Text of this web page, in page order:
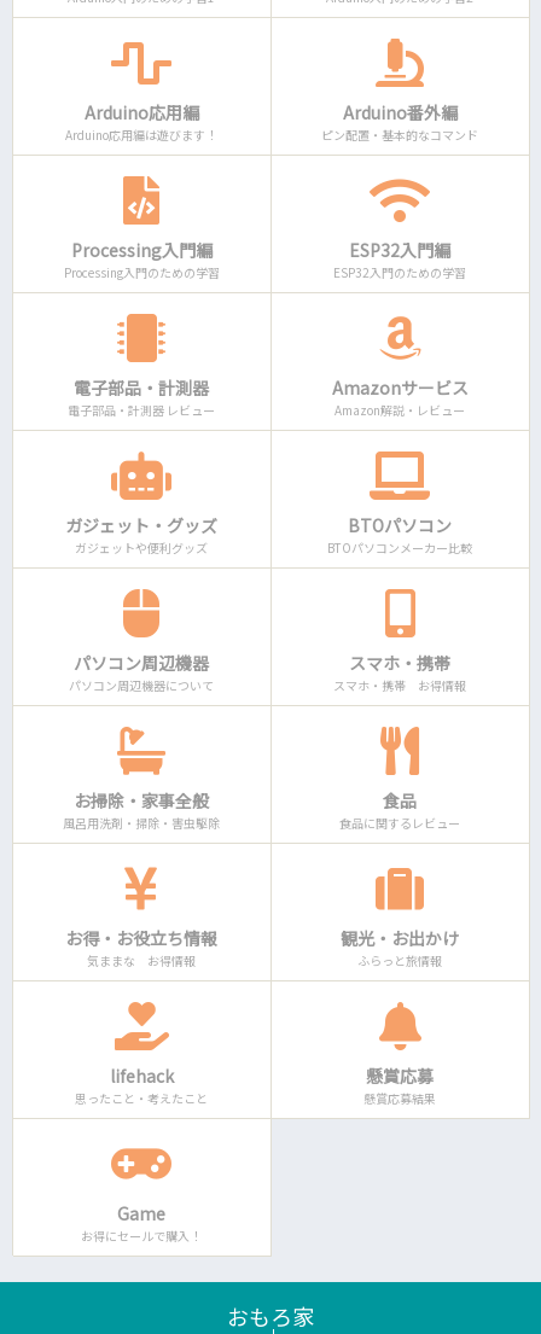
Arduino応用編
Arduino応用編は遊びます！
Arduino番外編
ピン配置・基本的なコマンド
Processing入門編
Processing入門のための学習
ESP32入門編
ESP32入門のための学習
電子部品・計測器
電子部品・計測器 レビュー
Amazonサービス
Amazon解説・レビュー
ガジェット・グッズ
ガジェットや便利グッズ
BTOパソコン
BTOパソコンメーカー比較
パソコン周辺機器
パソコン周辺機器について
スマホ・携帯
スマホ・携帯 お得情報
お掃除・家事全般
風呂用洗剤・掃除・害虫駆除
食品
食品に関するレビュー
お得・お役立ち情報
気ままな お得情報
観光・お出かけ
ふらっと旅情報
lifehack
思ったこと・考えたこと
懸賞応募
懸賞応募結果
Game
お得にセールで購入！
おもろ家